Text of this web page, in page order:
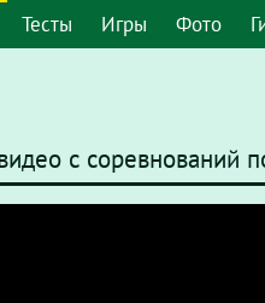
Тесты Игры Фото
с соревнований